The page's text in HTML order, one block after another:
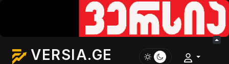
VERSIA.GE